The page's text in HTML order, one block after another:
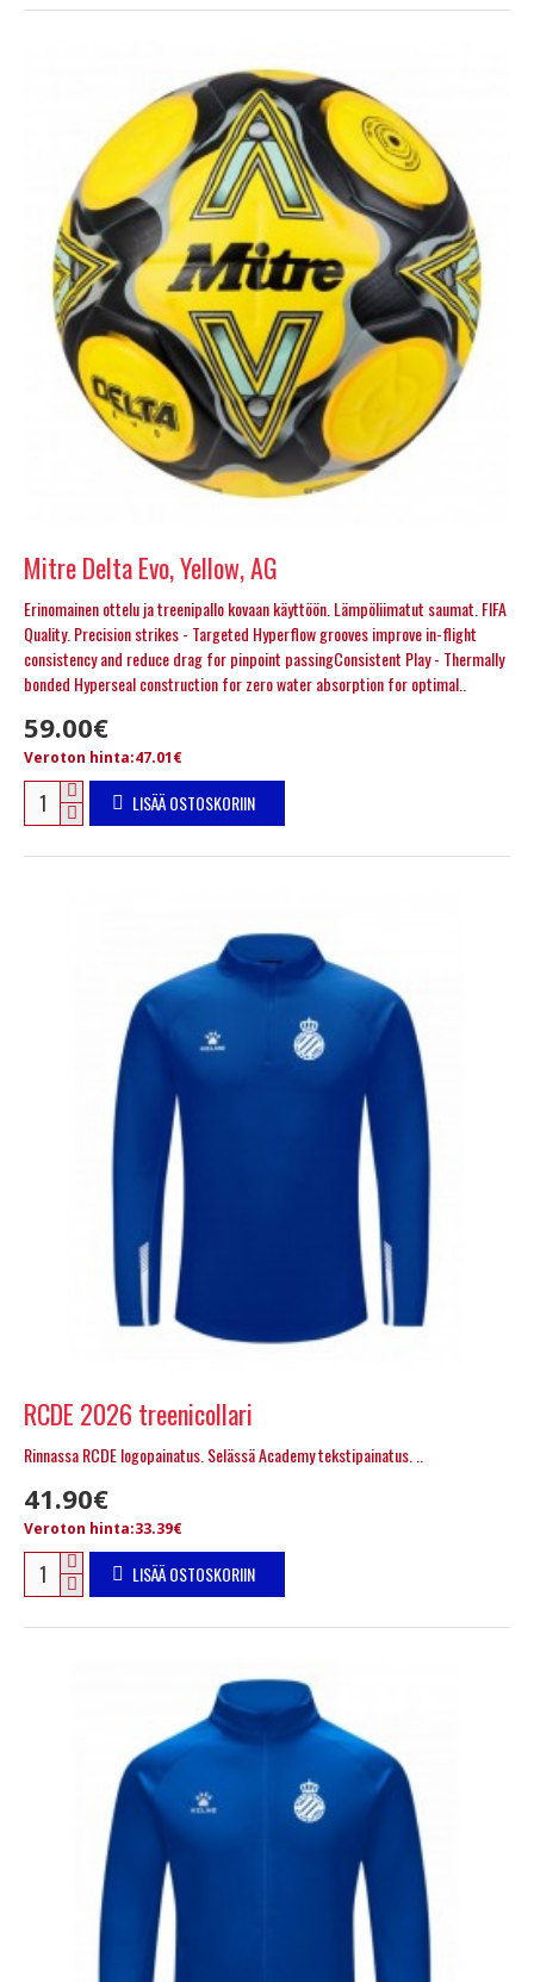
Mitre Delta Evo, Yellow, AG
Erinomainen ottelu ja treenipallo kovaan käyttöön. Lämpöliimatut saumat. FIFA
Quality. Precision strikes - Targeted Hyperflow grooves improve in-flight
consistency and reduce drag for pinpoint passingConsistent Play - Thermally
bonded Hyperseal construction for zero water absorption for optimal..
59.00€
Veroton hinta:47.01€
LISÄÄ OSTOSKORIIN
RCDE 2026 treenicollari
Rinnassa RCDE logopainatus. Selässä Academy tekstipainatus. ..
41.90€
Veroton hinta:33.39€
LISÄÄ OSTOSKORIIN